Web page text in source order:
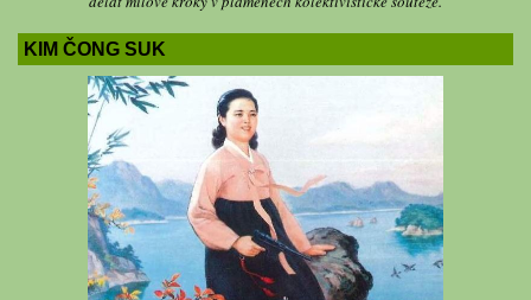
KIM ČONG SUK